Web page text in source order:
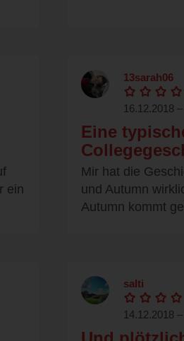
ein
13sarah06
16.12.2018
Eine
Mir hat die
und Autumn
Autumn kommt
salti
14.12.2018